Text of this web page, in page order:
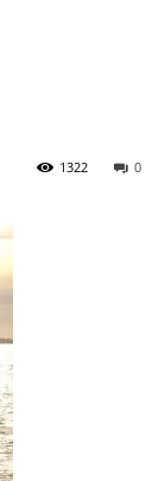
0
1322